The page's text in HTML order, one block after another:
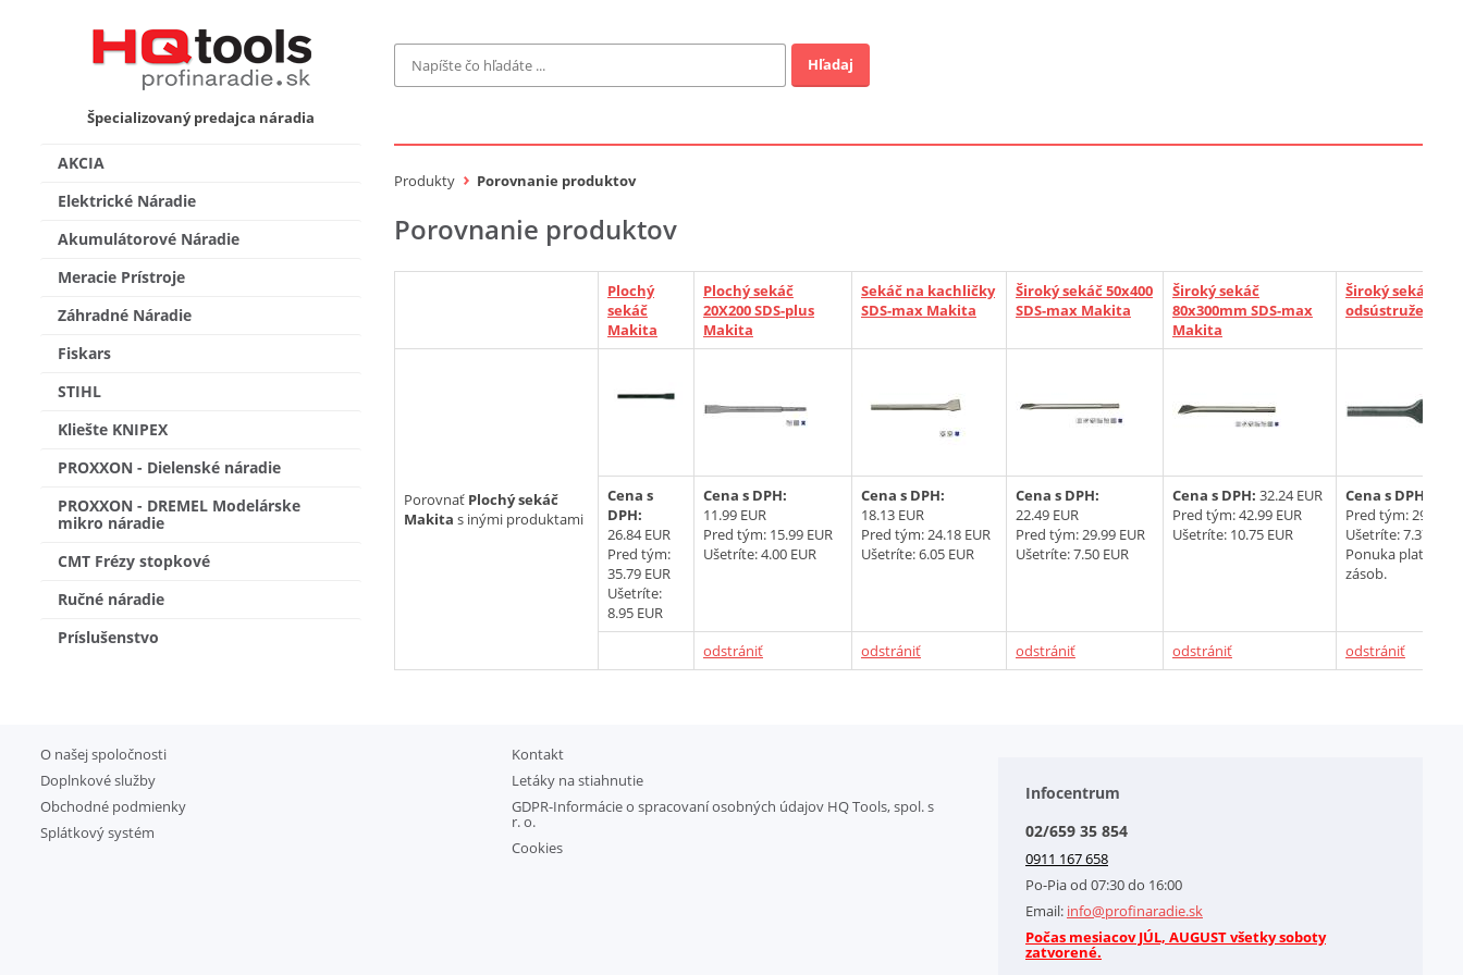
Špecializovaný predajca náradia
Bosch Profi
Gardena
Proxxon Industrial
KNIPEX
Cena do
novinka v ponuke
Hľadaj
AKCIA
Elektrické Náradie
Akumulátorové Náradie
Meracie Prístroje
Záhradné Náradie
Fiskars
STIHL
Kliešte KNIPEX
PROXXON - Dielenské náradie
PROXXON - DREMEL Modelárske
mikro náradie
CMT Frézy stopkové
Ručné náradie
Príslušenstvo
Produkty Porovnanie produktov
Porovnanie produktov
Plochý
sekáč
Makita
Plochý sekáč
20X200 SDS-plus
Makita
Sekáč na kachličky
SDS-max Makita
Široký sekáč 50x400
SDS-max Makita
Široký sekáč
80x300mm SDS-max
Makita
Široký sekáč
odsústruženým
Porovnať Plochý sekáč
Makita s inými produktami
Cena s
DPH:
26.84 EUR
Pred tým:
35.79 EUR
Ušetríte:
8.95 EUR
Cena s DPH:
11.99 EUR
Pred tým: 15.99 EUR
Ušetríte: 4.00 EUR
Cena s DPH:
18.13 EUR
Pred tým:24.18 EUR
Ušetríte: 6.05 EUR
Cena s DPH:
22.49 EUR
Pred tým:29.99 EUR
Ušetríte: 7.50 EUR
Cena s DPH: 32.24 EUR
Pred tým:42.99 EUR
Ušetríte: 10.75 EUR
Cena s DPH:
Pred tým:29.47
Ušetríte: 7.37 EUR
Ponuka platná
zásob.
odstrániť odstrániť odstrániť odstrániť odstrániť
O našej spoločnosti
Doplnkové služby
Obchodné podmienky
Splátkový systém
Kontakt
Letáky na stiahnutie
GDPR-Informácie o spracovaní osobných údajov HQ Tools, spol. s
r. o.
Cookies
Infocentrum
02/659 35 854
0911 167 658
Po-Pia od 07:30 do 16:00
Email: info@profinaradie.sk
Počas mesiacov JÚL, AUGUST všetky soboty
zatvorené.